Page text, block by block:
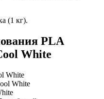
(1 кг).
PLA
White
White
White